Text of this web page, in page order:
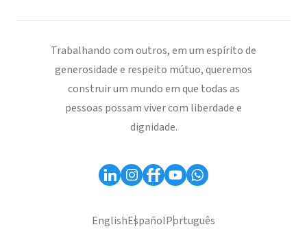
Trabalhando com outros, em um espírito de
generosidade e respeito mútuo, queremos
construir um mundo em que todas as
pessoas possam viver com liberdade e
dignidade.
EnglishEspañolPortuguês